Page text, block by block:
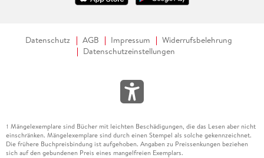
Datenschutz AGB Impressum
Widerrufsbelehrung
Datenschutzeinstellungen
1 Mängelexemplare sind Bücher mit leichten Beschädigungen, die das Lesen aber nicht
einschränken. Mängelexemplare sind durch einen Stempel als solche gekennzeichnet.
Die frühere Buchpreisbindung ist aufgehoben. Angaben zu Preissenkungen beziehen
sich auf den gebundenen Preis eines mangelfreien Exemplars.